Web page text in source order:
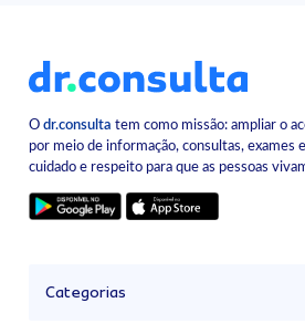
Odr.consulta tem como missão: ampliar o
por meio de informação, consultas, exames
cuidado e respeito para que as pessoas
Categorias